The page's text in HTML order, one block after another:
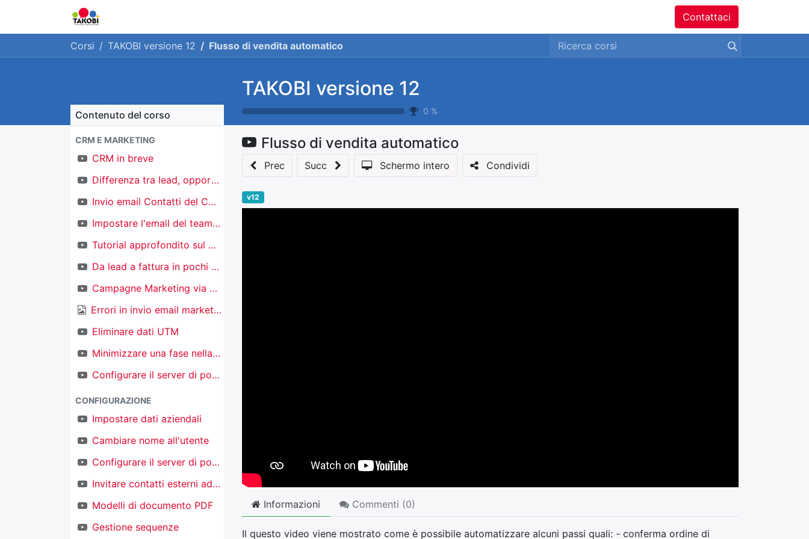
Contattaci
Corsi TAKOBI versione 12 Flusso di vendita automatico
TAKOBI versione 12
0 %
Contenuto del corso
CRM E MARKETING
CRM in breve
Differenza tra lead, opportunità e contatti
Invio email Contatti del CRM
Impostare l'email del team di vendita
Tutorial approfondito sul CRM
Da lead a fattura in pochi click
Campagne Marketing via email
Errori in invio email marketing
Eliminare dati UTM
Minimizzare una fase nella kanban nel CRM
Configurare il server di posta in ingresso per creare nuovi oggetti
CONFIGURAZIONE
Impostare dati aziendali
Cambiare nome all'utente
Configurare il server di posta in uscita
Invitare contatti esterni ad accedere al proprio TAKOBI
Modelli di documento PDF
Gestione sequenze
Flusso di vendita automatico
Prec Succ Schermo intero Condividi
v12
Informazioni Commenti (0)
Il questo video viene mostrato come è possibile automatizzare alcuni passi quali: - conferma ordine di